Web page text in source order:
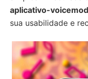
aplicativo-voicemod
sua usabilidade e